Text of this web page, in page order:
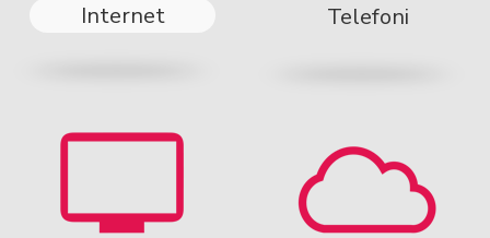
Internet Telefoni